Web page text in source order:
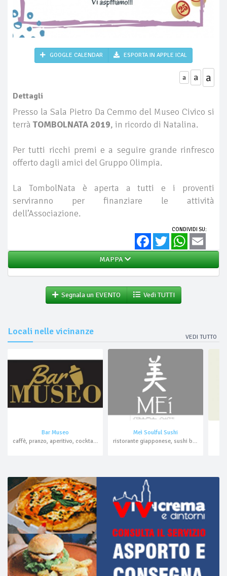
GOOGLE CALENDAR ESPORTA IN APPLE ICAL
a a a
Dettagli
Presso la Sala Pietro Da Cemmo del Museo Civico si
terrà TOMBOLNATA 2019, in ricordo di Natalina.
Per tutti ricchi premi e a seguire grande rinfresco
offerto dagli amici del Gruppo Olimpia.
La TombolNata è aperta a tutti e i proventi
serviranno per finanziare le attività
dell’Associazione.
CONDIVIDI SU:
FacebookTwitter WhatsApp
MAPPA
Segnala un EVENTO Vedi TUTTI
Locali nelle vicinanze
VEDI TUTTO
Bar Museo
caffè, pranzo, aperitivo, cocktail bar
Meì Soulful Sushi
ristorante giapponese, sushi bar, aperitivo, cocktail bar, asporto, domicilio